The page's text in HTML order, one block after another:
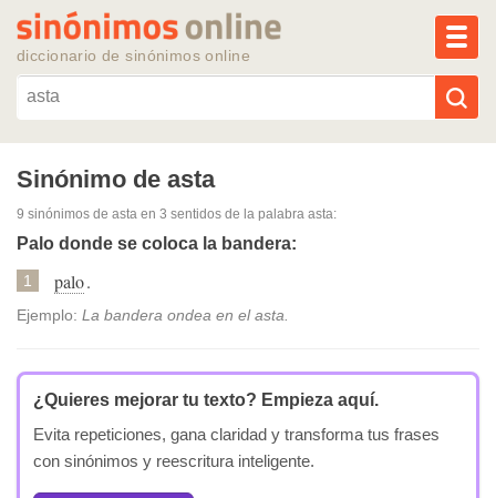
diccionario de sinónimos online
Reescribir texto con IA
Sinónimos populares
Sinónimo de asta
9 sinónimos de asta en 3 sentidos de la palabra asta:
Palo donde se coloca la bandera:
1 palo.
Ejemplo: La bandera ondea en el asta.
¿Quieres mejorar tu texto? Empieza aquí.
Evita repeticiones, gana claridad y transforma tus frases
con sinónimos y reescritura inteligente.